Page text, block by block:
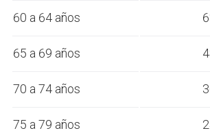
60 a 64 años
65 a 69 años
70 a 74 años
75 a 79 años